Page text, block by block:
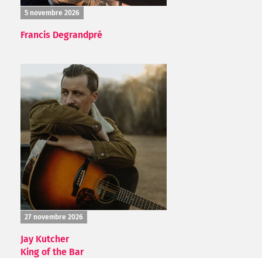
5 novembre 2026
Francis Degrandpré
27 novembre 2026
Jay Kutcher
King of the Bar